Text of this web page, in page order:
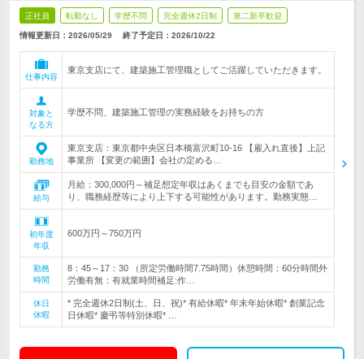
正社員 転勤なし 学歴不問 完全週休2日制 第二新卒歓迎
情報更新日：2026/05/29 終了予定日： 2026/10/22
仕事内容
東京支店にて、建築施工管理職としてご活躍していただきます。
対象と
なる方
学歴不問、建築施工管理の実務経験をお持ちの方
勤務地
東京支店：東京都中央区日本橋富沢町10-16 【雇入れ直後】上記
事業所 【変更の範囲】会社の定める…
給与
月給：300,000円～補足想定年収はあくまでも目安の金額であ
り、職務経歴等により上下する可能性があります。勤務実態…
初年度
年収
600万円～750万円
勤務
時間
8：45～17：30 （所定労働時間7.75時間）休憩時間：60分時間外
労働有無：有就業時間補足:作…
休日
休暇
* 完全週休2日制(土、日、祝)* 有給休暇* 年末年始休暇* 創業記念
日休暇* 慶弔等特別休暇* …